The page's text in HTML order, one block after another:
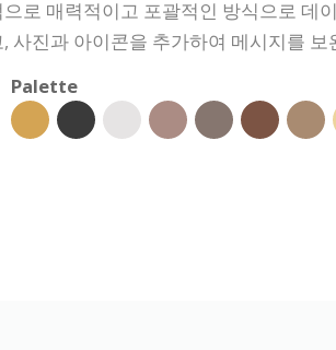
로 매력적이고 포괄적인 방식으로 데
진과 아이콘을 추가하여 메시지를 보
Palette